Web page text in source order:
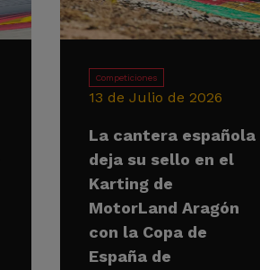
Competiciones
13 de Julio de 2026
La cantera española
deja su sello en el
Karting de
MotorLand Aragón
con la Copa de
España de